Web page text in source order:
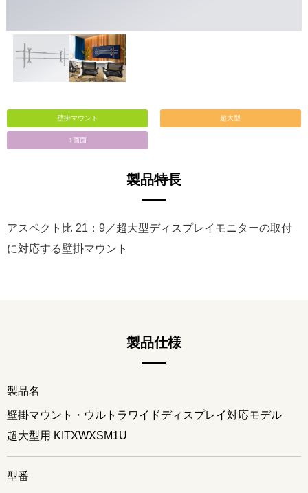
壁掛マウント 超大型
1画面
製品特長
アスペクト比 21：9／超大型ディスプレイモニターの取付
に対応する壁掛マウント
製品仕様
製品名
壁掛マウント・ウルトラワイドディスプレイ対応モデル
超大型用 KITXWXSM1U
型番